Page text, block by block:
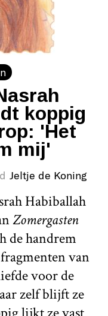
koppig
'Het
mij'
Jeltje de Koning
Habiballah
Zomergasten
de handrem
van
voor de
zelf blijft ze